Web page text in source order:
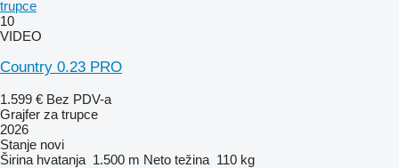
trupce
10
VIDEO
Country 0.23 PRO
1.599 € Bez PDV-a
Grajfer za trupce
2026
Stanje novi
Širina hvatanja 1.500 m Neto težina 110 kg